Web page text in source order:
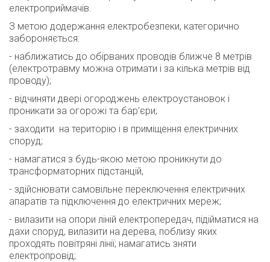
електроприймачів.
З метою додержання електробезпеки, категорично
забороняється:
- наближатись до обірваних проводів ближче 8 метрів
(електротравму можна отримати і за кілька метрів від
проводу);
- відчиняти двері огороджень електроустановок і
проникати за огорожі та бар’єри;
- заходити на територію і в приміщення електричних
споруд;
- намагатися з будь-якою метою проникнути до
трансформаторних підстанцій,
- здійснювати самовільне переключення електричних
апаратів та підключення до електричних мереж;
- вилазити на опори ліній електропередач, підійматися на
дахи споруд, вилазити на дерева, поблизу яких
проходять повітряні лінії; намагатись зняти
електропровід;